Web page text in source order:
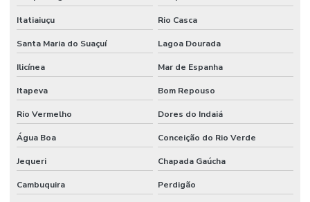
Itatiaiuçu Rio Casca
Santa Maria do Suaçuí Lagoa Dourada
Ilicínea Mar de Espanha
Itapeva Bom Repouso
Rio Vermelho Dores do Indaiá
Água Boa Conceição do Rio Verde
Jequeri Chapada Gaúcha
Cambuquira Perdigão